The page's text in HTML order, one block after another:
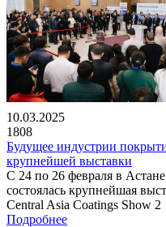
10.03.2025
1808
Будущее индустрии
крупнейшей выставки
С 24 по 26 февраля в
состоялась крупнейшая
Central Asia Coatings Show 2
Подробнее